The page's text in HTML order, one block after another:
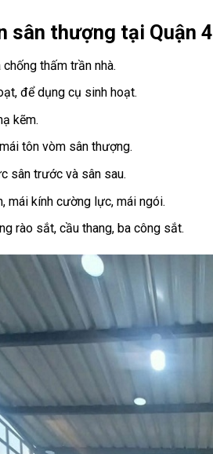
sân thượng tại Quận 4
thấm trần nhà.
để dụng cụ sinh hoạt.
kẽm.
tôn vòm sân thượng.
sân trước và sân sau.
mái kính cường lực, mái ngói.
rào sắt, cầu thang, ba công sắt.